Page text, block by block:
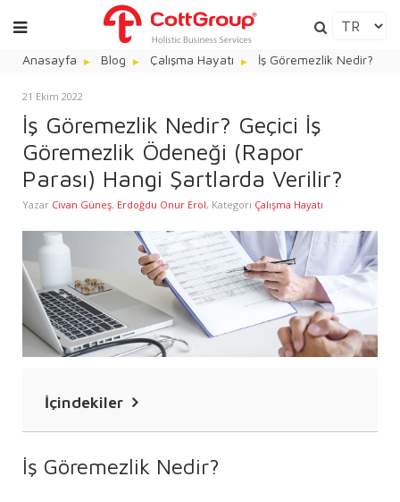
Anasayfa Blog Çalışma Hayatı İş Göremezlik Nedir?
21 Ekim 2022
İş Göremezlik Nedir? Geçici İş
Göremezlik Ödeneği (Rapor
Parası) Hangi Şartlarda Verilir?
Yazar Civan Güneş, Erdoğdu Onur Erol, Kategori Çalışma Hayatı
İçindekiler
İş Göremezlik Nedir?